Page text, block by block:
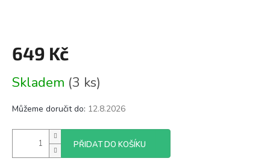
649 Kč
cena:
Skladem (3 ks)
Můžeme doručit do: 12.8.2026
PŘIDAT DO KOŠÍKU